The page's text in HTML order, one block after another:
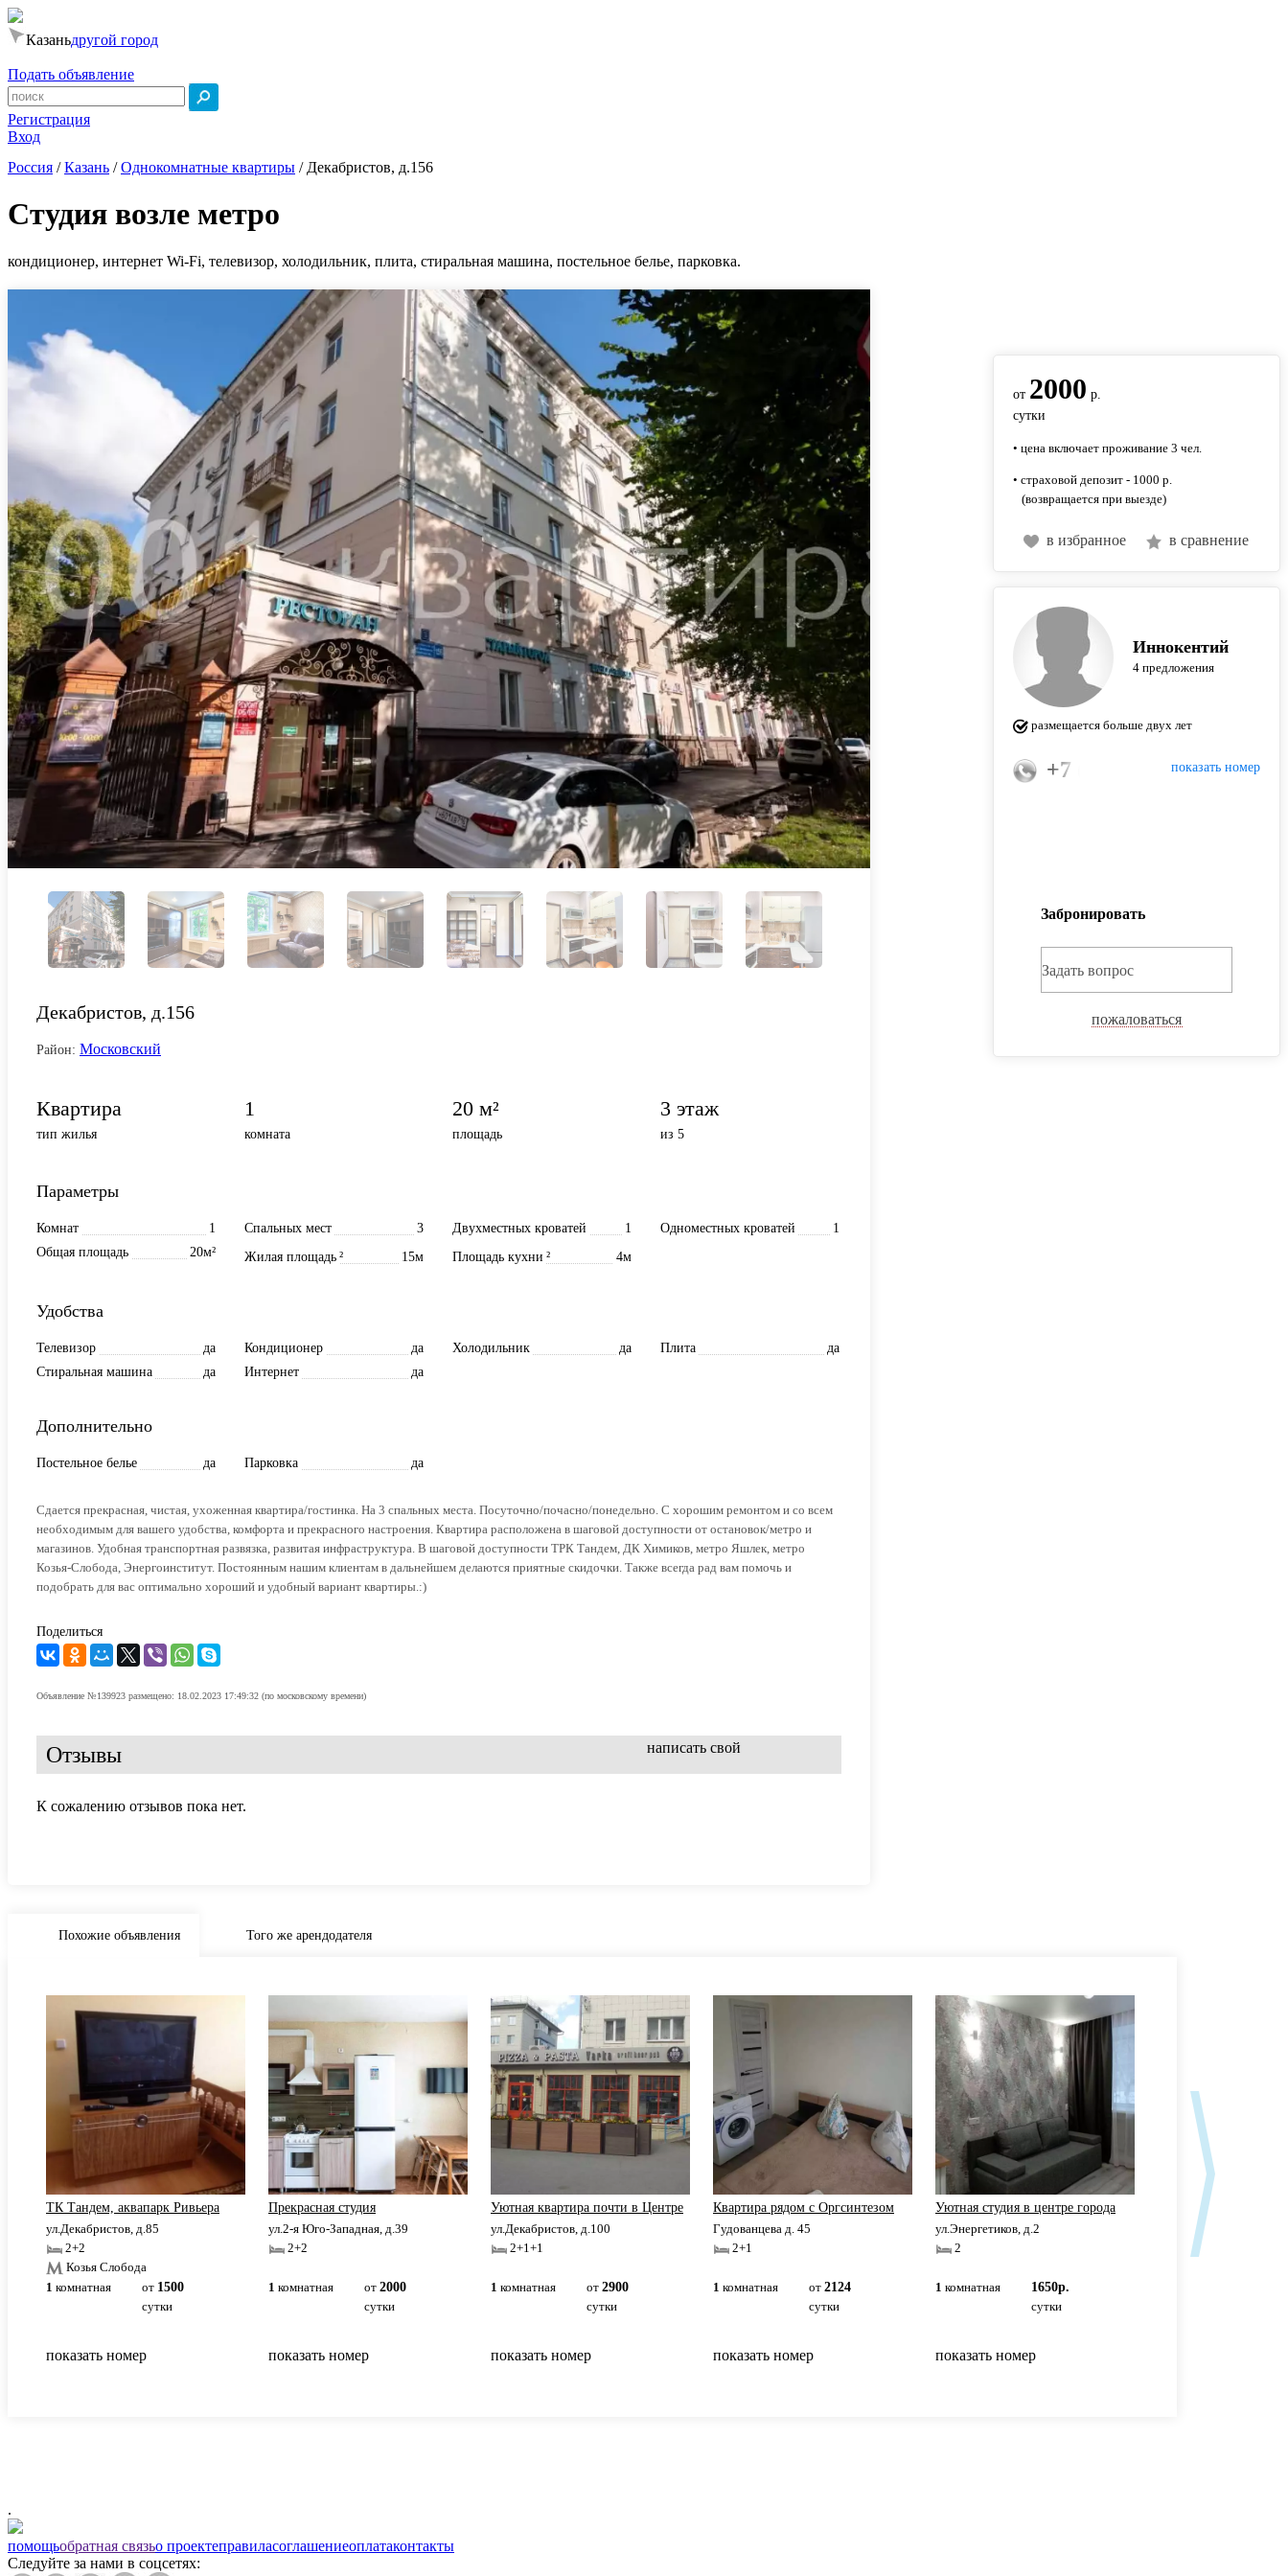
Казаньдругой город
Подать объявление
Регистрация
Вход
Россия /Казань /Однокомнатные квартиры / Декабристов, д.156
Студия возле метро
кондиционер, интернет Wi-Fi, телевизор, холодильник, плита, стиральная машина, постельное белье, парковка.
Декабристов, д.156
Район: Московский
Квартира
тип жилья
1
комната
20 м²
площадь
3 этаж
из 5
Параметры
Комнат 1 Спальных мест 3 Двухместных кроватей 1 Одноместных кроватей
1
Общая площадь
20м² Жилая площадь 15м
² Площадь кухни 4м
²
Удобства
Телевизор да Кондиционер да Холодильник да Плита
да
Стиральная машина
да Интернет да
Дополнительно
Постельное белье да Парковка да
Сдается прекрасная, чистая, ухоженная квартира/гостинка. На 3 спальных места. Посуточно/почасно/понедельно. С хорошим ремонтом и со всем
необходимым для вашего удобства, комфорта и прекрасного настроения. Квартира расположена в шаговой доступности от остановок/метро и
магазинов. Удобная транспортная развязка, развитая инфраструктура. В шаговой доступности ТРК Тандем, ДК Химиков, метро Яшлек, метро
Козья-Слобода, Энергоинститут. Постоянным нашим клиентам в дальнейшем делаются приятные скидочки. Также всегда рад вам помочь и
подобрать для вас оптимально хороший и удобный вариант квартиры.:)
Поделиться
Объявление №139923 размещено: 18.02.2023 17:49:32 (по московскому времени)
Отзывы написать свой
К сожалению отзывов пока нет.
от 2000 р.
сутки
• цена включает проживание 3 чел.
• страховой депозит - 1000 р.
(возвращается при выезде)
в избранное в сравнение
Иннокентий
4 предложения
размещается больше двух лет
показать номер
+7 (965) 613-55-57
Забронировать
Задать вопрос
пожаловаться
Похожие объявления Того же арендодателя
ТК Тандем, аквапарк Ривьера
ул.Декабристов, д.85
2+2
Козья Слобода
1 комнатная от 1500
сутки
показать номер
Прекрасная студия
ул.2-я Юго-Западная, д.39
2+2
1 комнатная от 2000
сутки
показать номер
Уютная квартира почти в Центре
ул.Декабристов, д.100
2+1+1
1 комнатная от 2900
сутки
показать номер
Квартира рядом с Оргсинтезом
Гудованцева д. 45
2+1
1 комнатная от 2124
сутки
показать номер
Уютная студия в центре города
ул.Энергетиков, д.2
2
1 комнатная
1650р.
сутки
показать номер
Квартира в центре
ул.Сулеймановой, д.3
2+2+1+1
.
помощьобратная связьо проектеправиласоглашениеоплатаконтакты
Следуйте за нами в соцсетях: